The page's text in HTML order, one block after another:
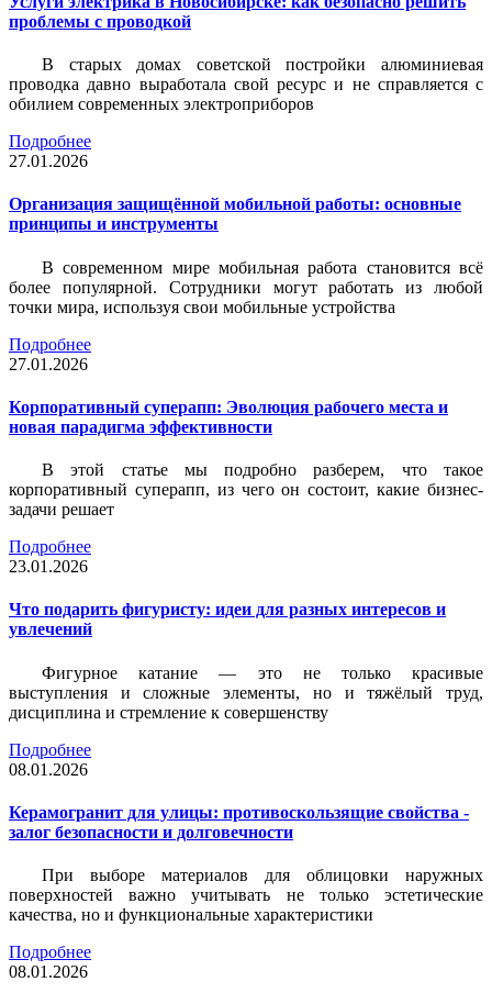
проблемы с проводкой
В старых домах советской постройки алюминиевая
проводка давно выработала свой ресурс и не справляется с
обилием современных электроприборов
Подробнее
27.01.2026
Организация защищённой мобильной работы: основные
принципы и инструменты
В современном мире мобильная работа становится всё
более популярной. Сотрудники могут работать из любой
точки мира, используя свои мобильные устройства
Подробнее
27.01.2026
Корпоративный суперапп: Эволюция рабочего места и
новая парадигма эффективности
В этой статье мы подробно разберем, что такое
корпоративный суперапп, из чего он состоит, какие бизнес-
задачи решает
Подробнее
23.01.2026
Что подарить фигуристу: идеи для разных интересов и
увлечений
Фигурное катание — это не только красивые
выступления и сложные элементы, но и тяжёлый труд,
дисциплина и стремление к совершенству
Подробнее
08.01.2026
Керамогранит для улицы: противоскользящие свойства -
залог безопасности и долговечности
При выборе материалов для облицовки наружных
поверхностей важно учитывать не только эстетические
качества, но и функциональные характеристики
Подробнее
08.01.2026